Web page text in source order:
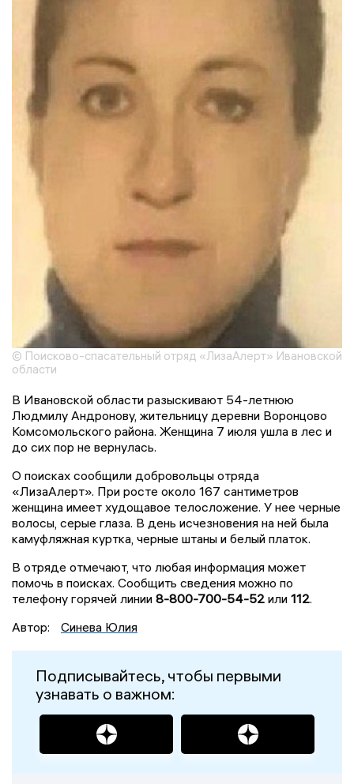
© Поисково-спасательный отряд «ЛизаАлерт» Ивановской
области
В Ивановской области разыскивают 54-летнюю
Людмилу Андронову, жительницу деревни Воронцово
Комсомольского района. Женщина 7 июля ушла в лес и
до сих пор не вернулась.
О поисках сообщили добровольцы отряда
«ЛизаАлерт». При росте около 167 сантиметров
женщина имеет худощавое телосложение. У нее черные
волосы, серые глаза. В день исчезновения на ней была
камуфляжная куртка, черные штаны и белый платок.
В отряде отмечают, что любая информация может
помочь в поисках. Сообщить сведения можно по
телефону горячей линии 8-800-700-54-52 или 112.
Автор:
Синева Юлия
Подписывайтесь, чтобы первыми
узнавать о важном: